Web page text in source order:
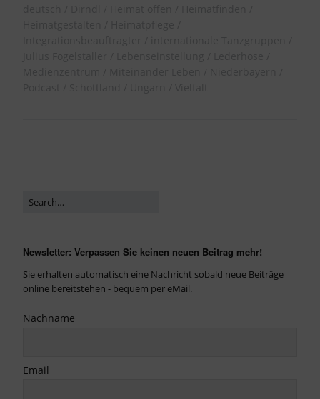
Newsletter: Verpassen Sie keinen neuen Beitrag mehr!
Sie erhalten automatisch eine Nachricht sobald neue Beiträge
online bereitstehen - bequem per eMail.
Nachname
Email